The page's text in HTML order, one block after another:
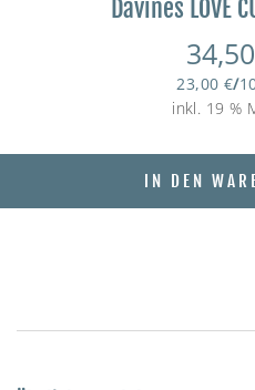
Davines LOVE
34,50
23,00 €/
inkl. 19 %
IN DEN